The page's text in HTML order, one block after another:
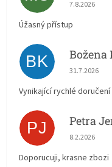
7.8.2026
Úžasný přístup
BK Božena
Hodnocení
31.7.2026
Vynikající rychlé doručení
PJ Petra
Hodnocení
8.2.2026
Doporucuji, krasne zbozi